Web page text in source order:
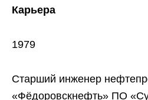
Карьера
1979
Старший инженер
«Фёдоровскнефть» ПО